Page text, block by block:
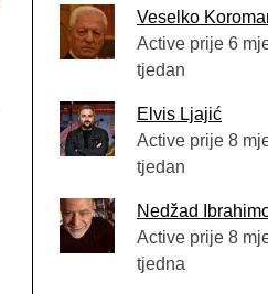
Veselko
Active prije 6
tjedan
Elvis Ljajić
Active prije 8
tjedan
Nedžad
Active prije 8
tjedna